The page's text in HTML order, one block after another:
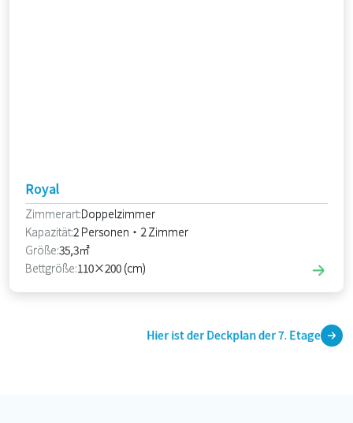
Royal
Zimmerart:Doppelzimmer
Kapazität:2 Personen・2 Zimmer
Größe:35,3㎡
Bettgröße:110×200 (cm)
Hier ist der Deckplan der 7. Etage